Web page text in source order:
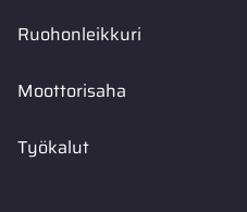
Ruohonleikkuri
Moottorisaha
Työkalut